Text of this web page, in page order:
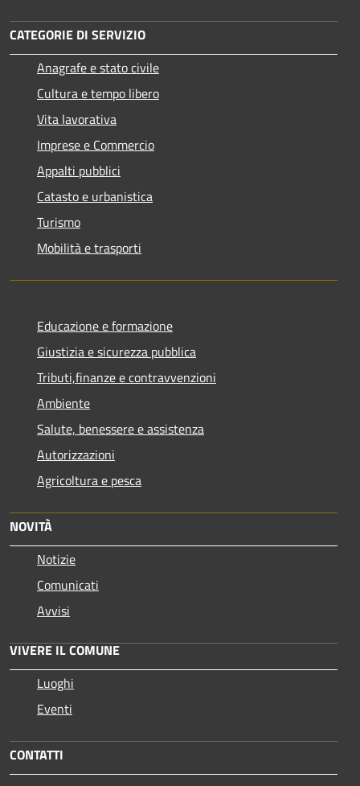
CATEGORIE DI SERVIZIO
Anagrafe e stato civile
Cultura e tempo libero
Vita lavorativa
Imprese e Commercio
Appalti pubblici
Catasto e urbanistica
Turismo
Mobilità e trasporti
Educazione e formazione
Giustizia e sicurezza pubblica
Tributi,finanze e contravvenzioni
Ambiente
Salute, benessere e assistenza
Autorizzazioni
Agricoltura e pesca
NOVITÀ
Notizie
Comunicati
Avvisi
VIVERE IL COMUNE
Luoghi
Eventi
CONTATTI